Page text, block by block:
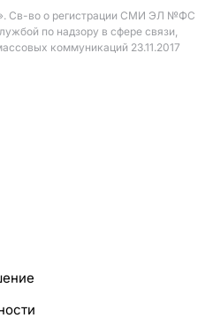
Св-во о регистрации СМИ ЭЛ №ФС
по надзору в сфере связи,
коммуникаций 23.11.2017